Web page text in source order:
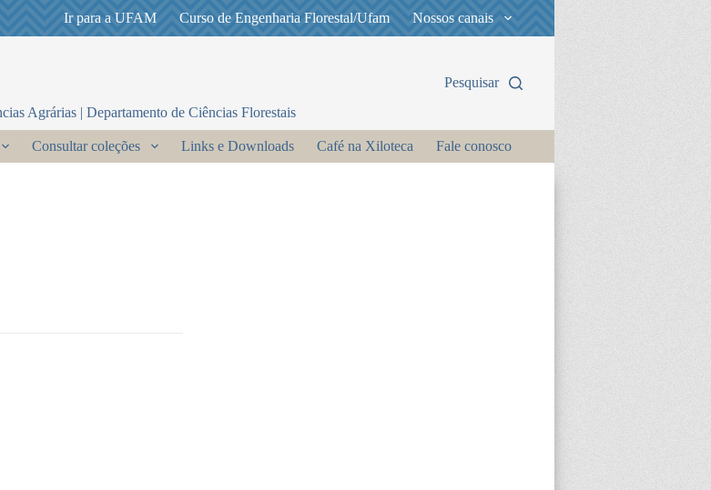
Ir para a UFAM Curso de Engenharia Florestal/Ufam Nossos canais
Agrárias | Departamento de Ciências Florestais
Pesquisar
Consultar coleções Links e Downloads Café na Xiloteca Fale conosco